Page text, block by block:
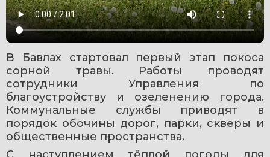
В Бавлах стартовал первый этап покоса
сорной травы. Работы проводят
сотрудники Управления по
благоустройству и озеленению города.
Коммунальные службы приводят в
порядок обочины дорог, парки, скверы и
общественные пространства.